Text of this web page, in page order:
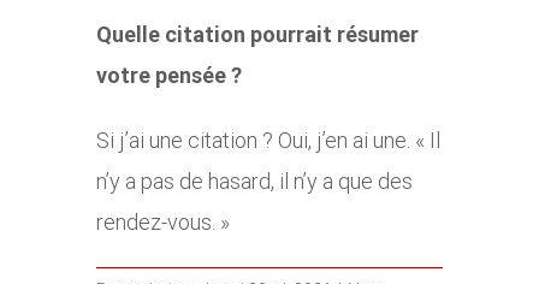
Quelle citation pourrait résumer
votre pensée ?
Si j’ai une citation ? Oui, j’en ai une. « Il
n’y a pas de hasard, il n’y a que des
rendez-vous. »